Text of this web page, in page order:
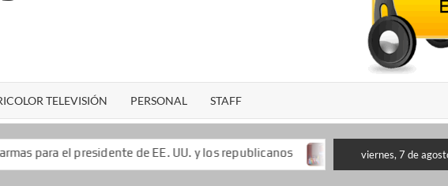
TELEVISIÓN PERSONAL STAFF
de EE. UU. y los republicanos Keiko Fujimori lo propone a
viernes, 7 de